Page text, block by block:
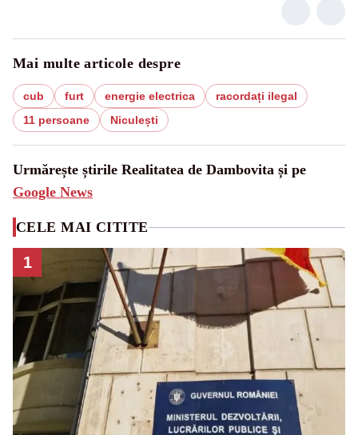
Mai multe articole despre
cub furt energie electrica
racordați ilegal
11 persoane
Niculești
Urmărește știrile Realitatea de Dambovita și pe
Google News
CELE MAI CITITE
1